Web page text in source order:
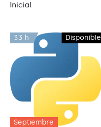
Inicial
33 h
Septiembre
Disponible